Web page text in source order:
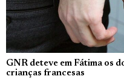
GNR deteve em Fátima os
crianças francesas